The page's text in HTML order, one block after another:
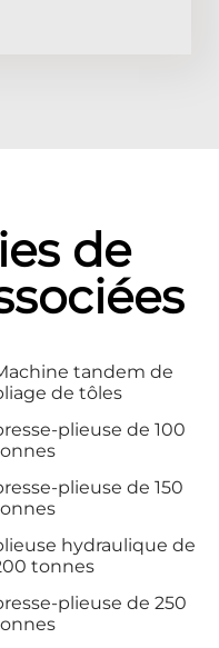
de
tandem de
de tôles
plieuse de 100
plieuse de 150
hydraulique de
tonnes
plieuse de 250